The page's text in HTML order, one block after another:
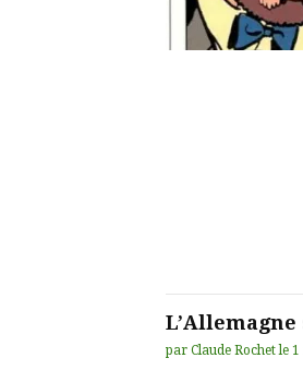
par Claude Rochet le 1